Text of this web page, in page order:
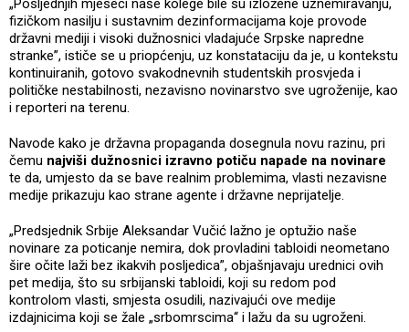
„Posljednjih mjeseci naše kolege bile su izložene uznemiravanju,
fizičkom nasilju i sustavnim dezinformacijama koje provode
državni mediji i visoki dužnosnici vladajuće Srpske napredne
stranke”, ističe se u priopćenju, uz konstataciju da je, u kontekstu
kontinuiranih, gotovo svakodnevnih studentskih prosvjeda i
političke nestabilnosti, nezavisno novinarstvo sve ugroženije, kao
i reporteri na terenu.
Navode kako je državna propaganda dosegnula novu razinu, pri
čemu najviši dužnosnici izravno potiču napade na novinare
te da, umjesto da se bave realnim problemima, vlasti nezavisne
medije prikazuju kao strane agente i državne neprijatelje.
„Predsjednik Srbije Aleksandar Vučić lažno je optužio naše
novinare za poticanje nemira, dok provladini tabloidi neometano
šire očite laži bez ikakvih posljedica”, objašnjavaju urednici ovih
pet medija, što su srbijanski tabloidi, koji su redom pod
kontrolom vlasti, smjesta osudili, nazivajući ove medije
izdajnicima koji se žale „srbomrscima“ i lažu da su ugroženi.